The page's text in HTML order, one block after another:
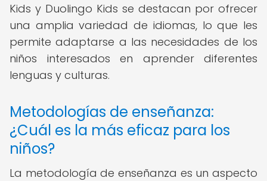
Kids y Duolingo Kids se destacan por ofrecer
una amplia variedad de idiomas, lo que les
permite adaptarse a las necesidades de los
niños interesados en aprender diferentes
lenguas y culturas.
Metodologías de enseñanza:
¿Cuál es la más eficaz para los
niños?
La metodología de enseñanza es un aspecto